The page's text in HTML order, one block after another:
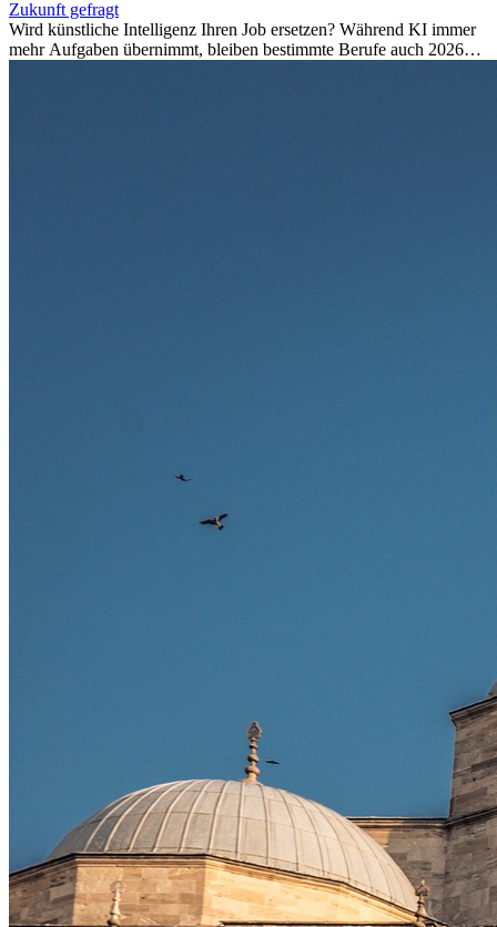
Zukunft gefragt
Wird künstliche Intelligenz Ihren Job ersetzen? Während KI immer
mehr Aufgaben übernimmt, bleiben bestimmte Berufe auch 2026